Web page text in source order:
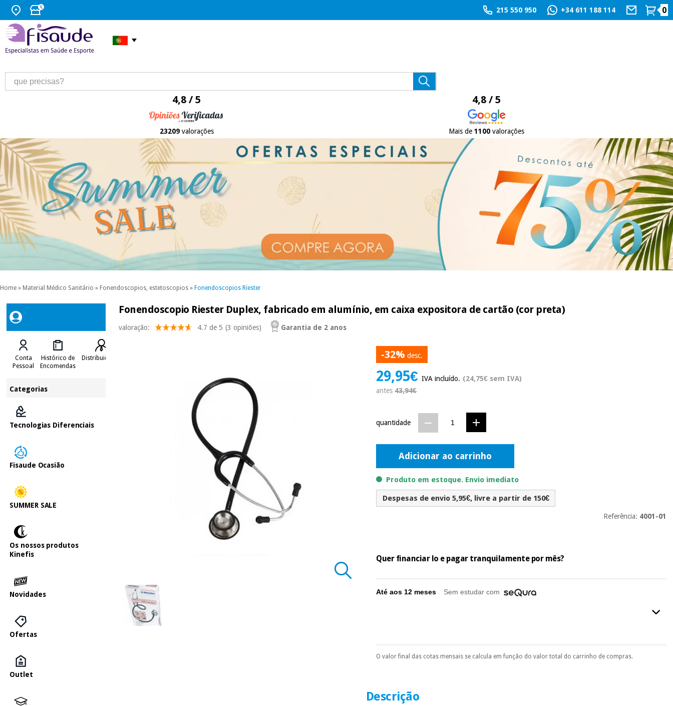
215 550 950 +34 611 188 114 0
4,8 / 5
23209valorações
4,8 / 5
Mais de 1100valorações
Home » Material Médico Sanitário » Fonendoscopios, estetoscopios » Fonendoscopios Riester
Conta
Pessoal
Histórico de
Encomendas
Distribuidores
Categorias
Tecnologias Diferenciais
Fisaude Ocasião
SUMMER SALE
Os nossos produtos
Kinefis
Novidades
Ofertas
Outlet
Fonendoscopio Riester Duplex, fabricado em alumínio, em caixa expositora de cartão (cor preta)
valoração: 4.7 de 5 (3 opiniões) Garantia de 2 anos
-32% desc.
29,95€IVA incluído. (24,75€ sem IVA)
antes43,94€
quantidade
Adicionar ao carrinho
Produto em estoque. Envio imediato
Despesas de envio 5,95€, livre a partir de 150€
Referência: 4001-01
Quer financiar lo e pagar tranquilamente por mês?
Até aos 12 meses Sem estudar com
Pode escolhê-lo no final do processo de compra, ao escolher o método de pagamento.
É gratuito para si
O valor final das cotas mensais se calcula em função do valor total do carrinho de compras.
Descrição